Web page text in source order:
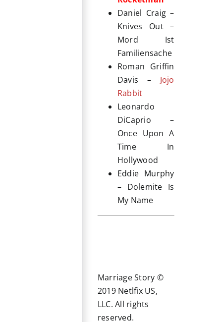
Daniel Craig –
Knives Out –
Mord Ist
Familiensache
Roman Griffin
Davis – Jojo
Rabbit
Leonardo
DiCaprio –
Once Upon A
Time In
Hollywood
Eddie Murphy
– Dolemite Is
My Name
Marriage Story ©
2019 Netlfix US,
LLC. All rights
reserved.